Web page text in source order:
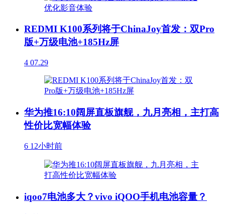
REDMI K100系列将于ChinaJoy首发：双Pro
版+万级电池+185Hz屏
4 07.29
华为推16:10阔屏直板旗舰，九月亮相，主打高
性价比宽幅体验
6 12小时前
iqoo7电池多大？vivo iQOO手机电池容量？